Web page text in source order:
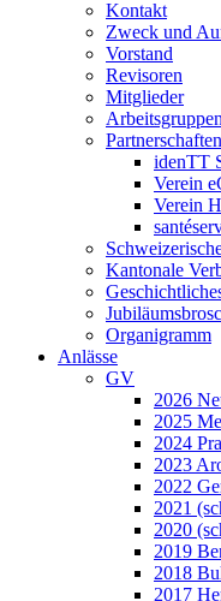
Kontakt
Zweck und
Vorstand
Revisoren
Mitglieder
Arbeitsgruppen
Partnerschaften
idenTT
Verein
Verein
Kantonale
Organigramm
Anlässe
GV
2026
2025
2024
2023
2022
2021
2020
2019
2018
2017